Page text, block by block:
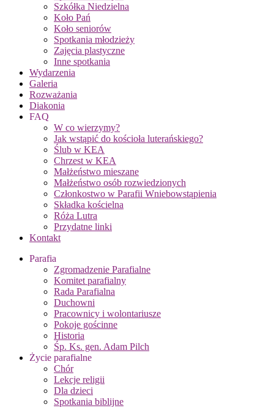
Szkółka Niedzielna
Koło Pań
Koło seniorów
Spotkania młodzieży
Zajęcia plastyczne
Inne spotkania
Wydarzenia
Galeria
Rozważania
Diakonia
FAQ
W co wierzymy?
Jak wstąpić do kościoła luterańskiego?
Ślub w KEA
Chrzest w KEA
Małżeństwo mieszane
Małżeństwo osób rozwiedzionych
Członkostwo w Parafii Wniebowstąpienia
Składka kościelna
Róża Lutra
Przydatne linki
Kontakt
Parafia
Zgromadzenie Parafialne
Komitet parafialny
Rada Parafialna
Duchowni
Pracownicy i wolontariusze
Pokoje gościnne
Historia
Śp. Ks. gen. Adam Pilch
Życie parafialne
Chór
Lekcje religii
Dla dzieci
Spotkania biblijne